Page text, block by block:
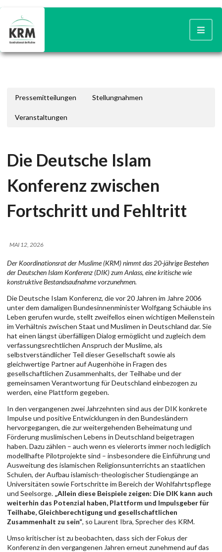
Pressemitteilungen Stellungnahmen
Veranstaltungen
Die Deutsche Islam
Konferenz zwischen
Fortschritt und Fehltritt
MAI 12, 2026
Der Koordinationsrat der Muslime (KRM) nimmt das 20-jährige Bestehen
der Deutschen Islam Konferenz (DIK) zum Anlass, eine kritische wie
konstruktive Bestandsaufnahme vorzunehmen.
Die Deutsche Islam Konferenz, die vor 20 Jahren im Jahre 2006
unter dem damaligen Bundesinnenminister Wolfgang Schäuble ins
Leben gerufen wurde, stellt zweifellos einen wichtigen Meilenstein
im Verhältnis zwischen Staat und Muslimen in Deutschland dar. Sie
hat einen längst überfälligen Dialog ermöglicht und zugleich dem
verfassungsrechtlichen Anspruch der Muslime, als
selbstverständlicher Teil dieser Gesellschaft sowie als
gleichwertige Partner auf Augenhöhe in Fragen des
gesellschaftlichen Zusammenhalts, der Teilhabe und der
gemeinsamen Verantwortung für Deutschland einbezogen zu
werden, eine Plattform gegeben.
In den vergangenen zwei Jahrzehnten sind aus der DIK konkrete
Impulse und positive Entwicklungen in den Bundesländern
hervorgegangen, die zur weitergehenden Beheimatung und
Förderung muslimischen Lebens in Deutschland beigetragen
haben. Dazu zählen – auch wenn es vielerorts immer noch lediglich
modellhafte Pilotprojekte sind – insbesondere die Einführung und
Ausweitung des islamischen Religionsunterrichts an staatlichen
Schulen, der Aufbau islamisch-theologischer Studiengänge an
Universitäten sowie Fortschritte im Bereich der Wohlfahrtspflege
und Seelsorge. „Allein diese Beispiele zeigen: Die DIK kann auch
weiterhin das Potenzial haben, Plattform und Impulsgeber für
Teilhabe, Gleichberechtigung und gesellschaftlichen
Zusammenhalt zu sein“, so Laurent Ibra, Sprecher des KRM.
Umso kritischer ist zu beobachten, dass sich der Fokus der
Konferenz in den vergangenen Jahren erneut zunehmend auf das